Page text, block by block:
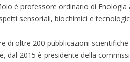
è professore ordinario di Enologia
sensoriali, biochimici e
di oltre 200 pubblicazioni
dal 2015 è presidente della